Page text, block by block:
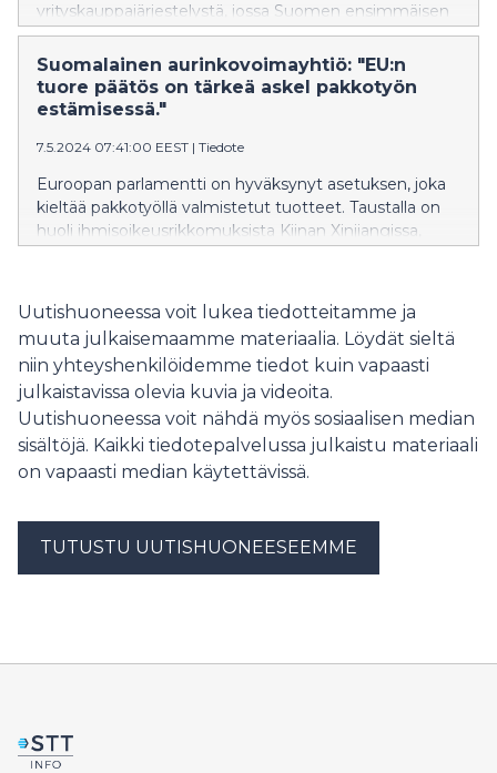
yrityskauppajärjestelystä, jossa Suomen ensimmäisen
kaivosalueen aurinkopuiston, Pyhäsalmen kaivoksen
Callio- aurinkopuiston, omistus siirtyy kokonaan
Solarigo Systemsille. Callio -aurinkopuisto on Solarigo
Systemsin, Skarta Energyn, Pyhäjärven kaupungin ja
Pyhäsalmen kaivoksen käytöstä poistetulle ja
täytetylle rikastushiekka-altaalle. Callio -aurinkopuiston
kaupallinen sähköntuotanto käynnistyi kesäkuussa
2025.
Suomalainen aurinkovoimayhtiö: "EU:n
tuore päätös on tärkeä askel pakkotyön
estämisessä."
7.5.2024 07:41:00 EEST | Tiedote
Euroopan parlamentti on hyväksynyt asetuksen, joka
kieltää pakkotyöllä valmistetut tuotteet. Taustalla on
huoli ihmisoikeusrikkomuksista Kiinan Xinjiangissa,
aurinkovoimayhtiö Solarigo Systems Oy, joka on yksi
Suomen suurimmista aurinkopaneelien asentajista,
pitää tuoretta asetusta merkittävänä edistysaskeleena
alalle. Yritys on jo tiukentanut oman toimitusketjunsa
valvontaa.
Uutishuoneessa voit lukea tiedotteitamme ja
muuta julkaisemaamme materiaalia. Löydät sieltä
niin yhteyshenkilöidemme tiedot kuin vapaasti
julkaistavissa olevia kuvia ja videoita.
Uutishuoneessa voit nähdä myös sosiaalisen median
sisältöjä. Kaikki tiedotepalvelussa julkaistu materiaali
on vapaasti median käytettävissä.
TUTUSTU UUTISHUONEESEEMME